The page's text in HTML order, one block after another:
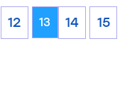
12 13 14 15